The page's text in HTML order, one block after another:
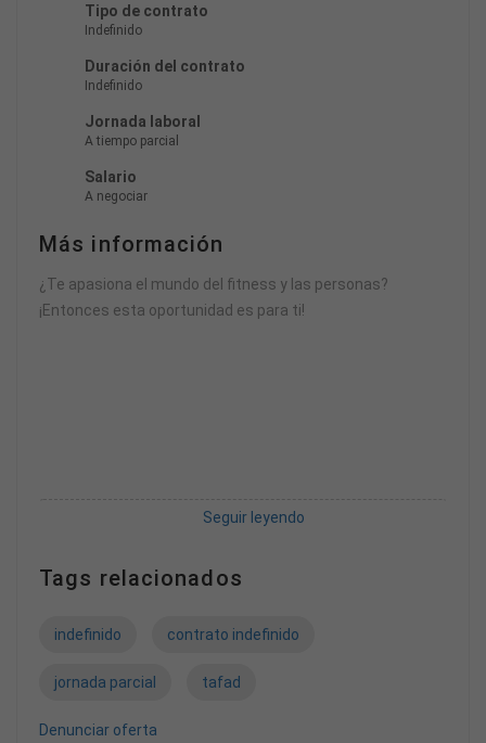
Tipo de contrato
Indefinido
Duración del contrato
Indefinido
Jornada laboral
A tiempo parcial
Salario
A negociar
Más información
¿Te apasiona el mundo del fitness y las personas?
¡Entonces esta oportunidad es para ti!
y accesible para todos. Somos una compañía en
Buscamos personas con actitud positiva, energía, y
Seguir leyendo
Tags relacionados
indefinido contrato indefinido
jornada parcial tafad
Denunciar oferta